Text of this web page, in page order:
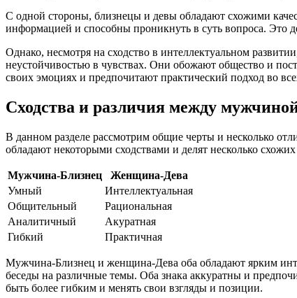
С одной стороны, близнецы и девы обладают схожими
информацией и способны проникнуть в суть вопроса. Это
Однако, несмотря на сходство в интеллектуальном
неустойчивостью в чувствах. Они обожают общество и
своих эмоциях и предпочитают практический подход во
Сходства и различия между
В данном разделе рассмотрим общие черты и несколько
обладают некоторыми сходствами и делят несколько
Мужчина-Близнец
Женщина-Дева
Умный
Интеллектуальная
Общительный
Рациональная
Аналитичный
Акуратная
Гибкий
Практичная
Мужчина-Близнец и женщина-Дева оба обладают ярким
беседы на различные темы. Оба знака аккуратны и
быть более гибким и менять свои взгляды и позиции.